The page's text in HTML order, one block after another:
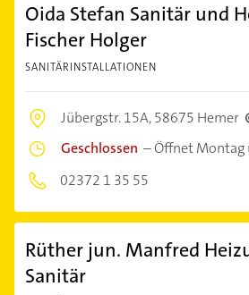
Oida Stefan Sanitär und
Fischer Holger
SANITÄRINSTALLATIONEN
Jübergstr. 15A,58675 Hemer
Geschlossen –Öffnet Montag
02372 1 35 55
Rüther jun. Manfred
Sanitär